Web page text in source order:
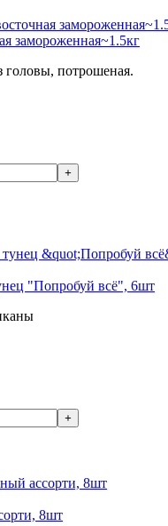
замороженная~1.5кг
головы, потрошеная.
+
"Попробуй всё", 6шт
+
8шт